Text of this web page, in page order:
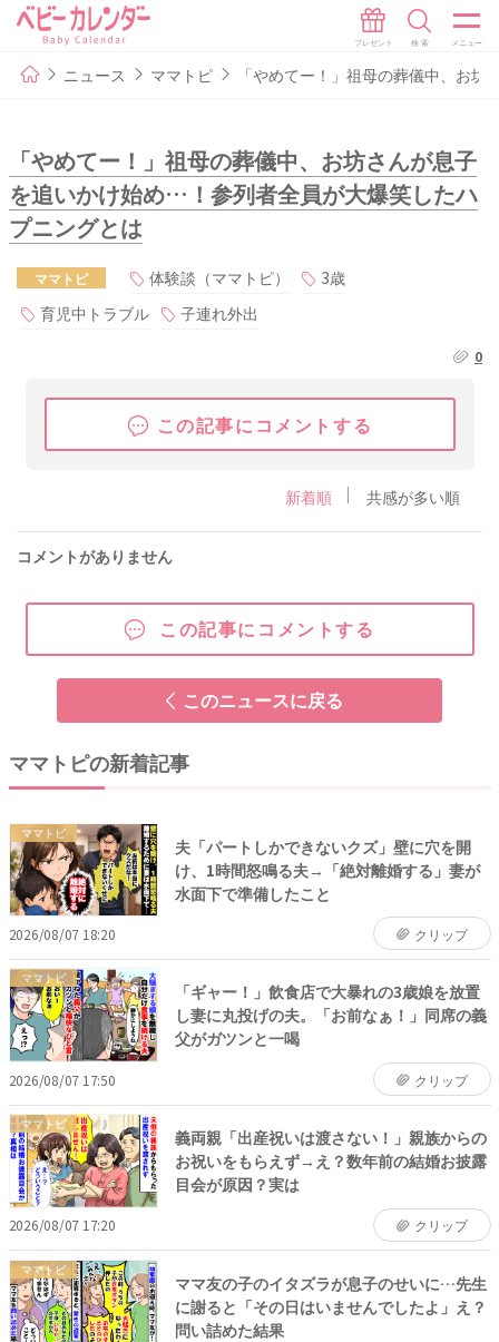
ニュース ママトピ 「やめてー！」祖母の葬儀中、お
「やめてー！」祖母の葬儀中、お坊さんが息子
を追いかけ始め…！参列者全員が大爆笑したハ
プニングとは
ママトピ 体験談（ママトピ）
3歳
育児中トラブル
子連れ外出
0
この記事にコメントする
新着順 共感が多い順
コメントがありません
この記事にコメントする
このニュースに戻る
ママトピの新着記事
ママトピ
夫「パートしかできないクズ」壁に穴を開
け、1時間怒鳴る夫→「絶対離婚する」妻が
水面下で準備したこと
2026/08/07 18:20 クリップ
ママトピ
「ギャー！」飲食店で大暴れの3歳娘を放置
し妻に丸投げの夫。「お前なぁ！」同席の義
父がガツンと一喝
2026/08/07 17:50 クリップ
ママトピ
義両親「出産祝いは渡さない！」親族からの
お祝いをもらえず→え？数年前の結婚お披露
目会が原因？実は
2026/08/07 17:20 クリップ
ママトピ
ママ友の子のイタズラが息子のせいに…先生
に謝ると「その日はいませんでしたよ」え？
問い詰めた結果